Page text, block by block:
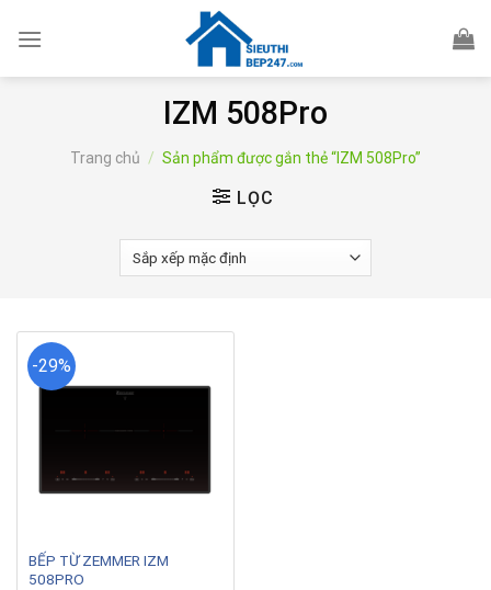
IZM 508Pro
Trang chủ / Sản phẩm được gắn thẻ “IZM 508Pro”
LỌC
-29%
BẾP TỪ ZEMMER IZM
508PRO